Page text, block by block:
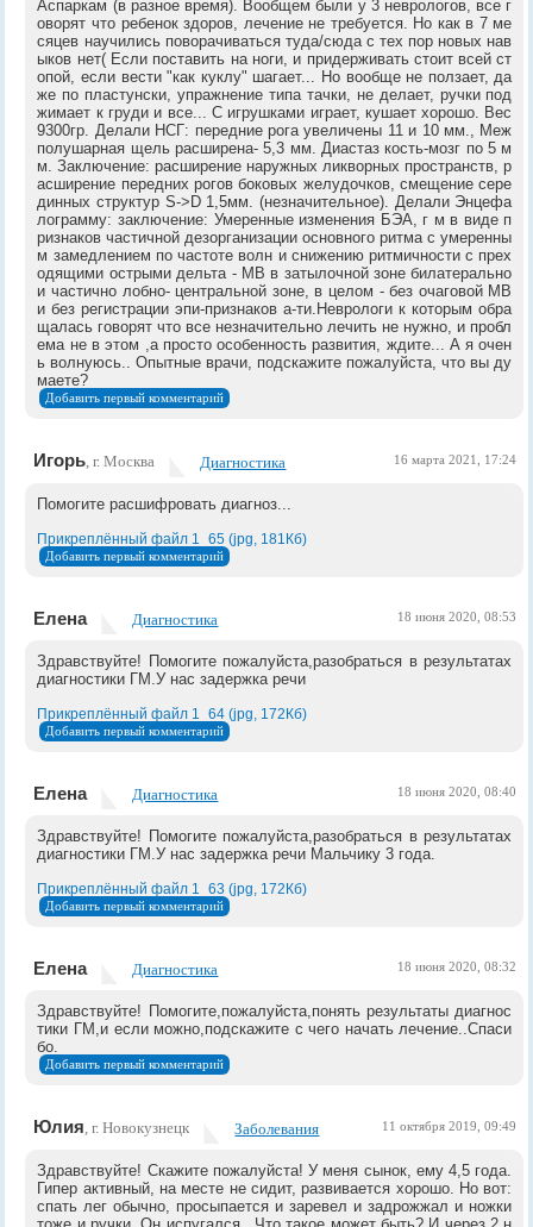
Аспаркам (в разное время). Вообщем были у 3 неврологов, все г
оворят что ребенок здоров, лечение не требуется. Но как в 7 ме
сяцев научились поворачиваться туда/сюда с тех пор новых нав
ыков нет( Если поставить на ноги, и придерживать стоит всей ст
опой, если вести "как куклу" шагает... Но вообще не ползает, да
же по пластунски, упражнение типа тачки, не делает, ручки под
жимает к груди и все... С игрушками играет, кушает хорошо. Вес
9300гр. Делали НСГ: передние рога увеличены 11 и 10 мм., Меж
полушарная щель расширена- 5,3 мм. Диастаз кость-мозг по 5 м
м. Заключение: расширение наружных ликворных пространств, р
асширение передних рогов боковых желудочков, смещение сере
динных структур S->D 1,5мм. (незначительное). Делали Энцефа
лограмму: заключение: Умеренные изменения БЭА, г м в виде п
ризнаков частичной дезорганизации основного ритма с умеренны
м замедлением по частоте волн и снижению ритмичности с прех
одящими острыми дельта - МВ в затылочной зоне билатерально
и частично лобно- центральной зоне, в целом - без очаговой МВ
и без регистрации эпи-признаков а-ти.Неврологи к которым обра
щалась говорят что все незначительно лечить не нужно, и пробл
ема не в этом ,а просто особенность развития, ждите... А я очен
ь волнуюсь.. Опытные врачи, подскажите пожалуйста, что вы ду
маете?
Добавить первый комментарий
Игорь , г. Москва Диагностика 16 марта 2021, 17:24
Помогите расшифровать диагноз...
Прикреплённый файл 1_65 (jpg, 181Кб)
Добавить первый комментарий
Елена Диагностика 18 июня 2020, 08:53
Здравствуйте! Помогите пожалуйста,разобраться в результатах
диагностики ГМ.У нас задержка речи
Прикреплённый файл 1_64 (jpg, 172Кб)
Добавить первый комментарий
Елена Диагностика 18 июня 2020, 08:40
Здравствуйте! Помогите пожалуйста,разобраться в результатах
диагностики ГМ.У нас задержка речи Мальчику 3 года.
Прикреплённый файл 1_63 (jpg, 172Кб)
Добавить первый комментарий
Елена Диагностика 18 июня 2020, 08:32
Здравствуйте! Помогите,пожалуйста,понять результаты диагнос
тики ГМ,и если можно,подскажите с чего начать лечение..Спаси
бо.
Добавить первый комментарий
Юлия , г. Новокузнецк Заболевания 11 октября 2019, 09:49
Здравствуйте! Скажите пожалуйста! У меня сынок, ему 4,5 года.
Гипер активный, на месте не сидит, развивается хорошо. Но вот:
спать лег обычно, просыпается и заревел и задрожжал и ножки